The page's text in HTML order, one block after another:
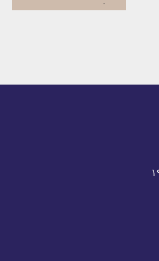
ومضات